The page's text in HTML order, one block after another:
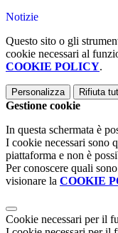
Notizie
Questo sito o gli
cookie necessari al
COOKIE POLICY.
Personalizza Rifiuta
Gestione cookie
In questa schermata è
I cookie necessari sono
piattaforma e non è
Per conoscere quali
visionare la COOKIE
Cookie necessari per il